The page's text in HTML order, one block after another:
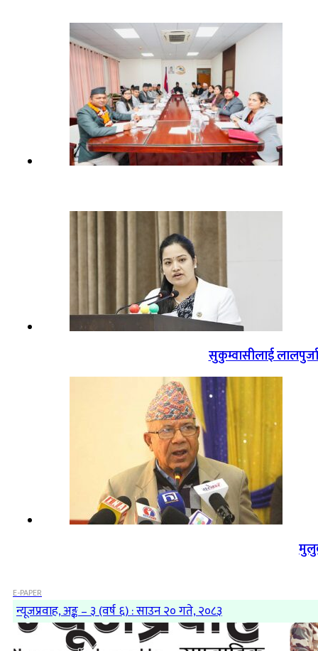
सुकुम्वासीलाई
E-PAPER
न्यूजप्रवाह, अङ्क – ३ (वर्ष ६) : साउन २० गते, २०८३